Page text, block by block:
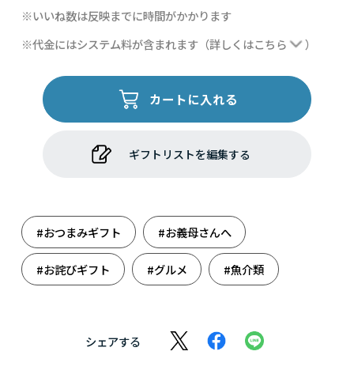
※いいね数は反映までに時間がかかります
※代金にはシステム料が含まれます（詳しくはこちら ）
カートに入れる
ギフトリストを編集する
#おつまみギフト #お義母さんへ
#お詫びギフト #グルメ #魚介類
シェアする